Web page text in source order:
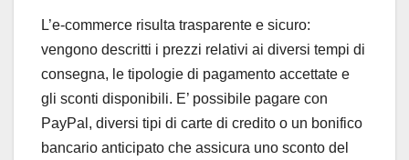
L’e-commerce risulta trasparente e sicuro:
vengono descritti i prezzi relativi ai diversi tempi di
consegna, le tipologie di pagamento accettate e
gli sconti disponibili. E’ possibile pagare con
PayPal, diversi tipi di carte di credito o un bonifico
bancario anticipato che assicura uno sconto del